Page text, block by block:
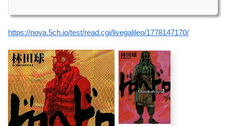
https://nova.5ch.io/test/read.cgi/livegalileo/1778147170/